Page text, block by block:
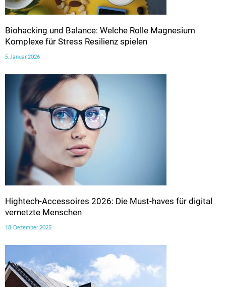
Biohacking und Balance: Welche Rolle Magnesium
Komplexe für Stress Resilienz spielen
5. Januar 2026
Hightech-Accessoires 2026: Die Must-haves für digital
vernetzte Menschen
18. Dezember 2025